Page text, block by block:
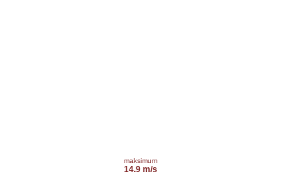
maksimum
14.9 m/s